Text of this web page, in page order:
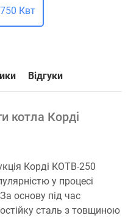
750 Квт
Відгуки
котла Корді
Корді КОТВ-250
у процесі
основу під час
сталь з товщиною